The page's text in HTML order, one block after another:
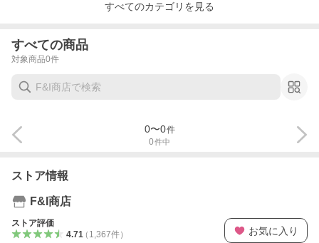
すべてのカテゴリを見る
すべての商品
対象商品0件
0件中
0〜0件
ストア情報
F&I商店
ストア評価
4.71（ 1,367件） お気に入り